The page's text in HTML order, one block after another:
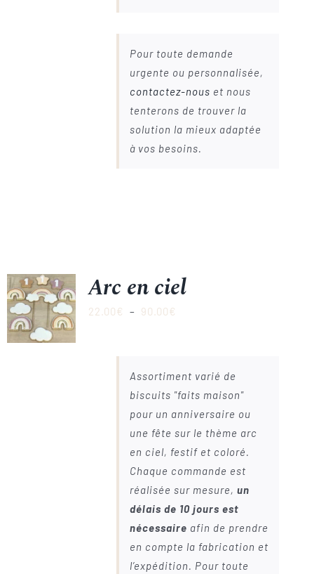
Pour toute demande
urgente ou personnalisée,
contactez-nous et nous
tenterons de trouver la
solution la mieux adaptée
à vos besoins.
Arc en ciel
22.00€ – 90.00€
Assortiment varié de
biscuits "faits maison"
pour un anniversaire ou
une fête sur le thème arc
en ciel, festif et coloré.
Chaque commande est
réalisée sur mesure, un
délais de 10 jours est
nécessaire afin de prendre
en compte la fabrication et
l’expédition. Pour toute